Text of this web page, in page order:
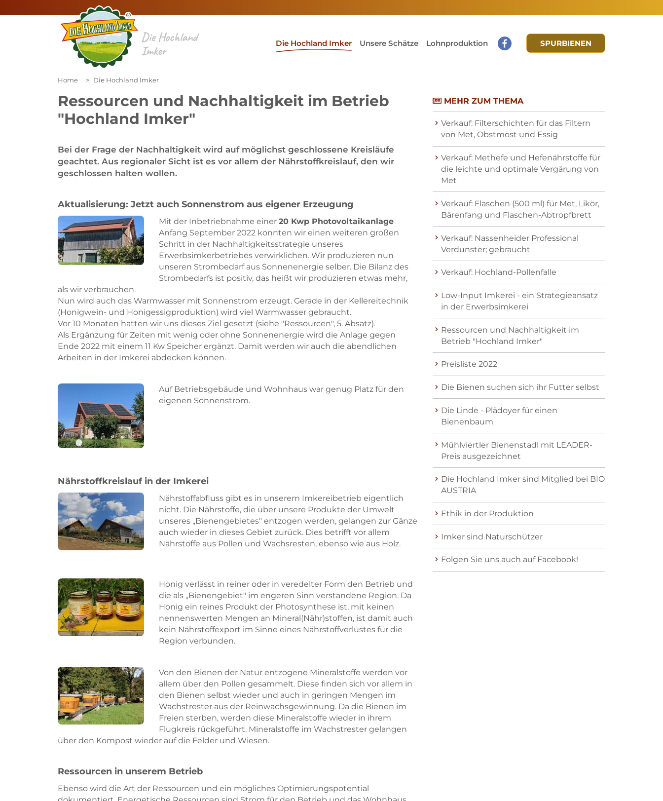
Skip to main content
Skip to main content
Die Hochland
Imker
Die Hochland Imker(current)1
Unsere Schätze Lohnproduktion SPURBIENEN
Home Die Hochland Imker
Ressourcen und Nachhaltigkeit im Betrieb
"Hochland Imker"
Bei der Frage der Nachhaltigkeit wird auf möglichst geschlossene Kreisläufe
geachtet. Aus regionaler Sicht ist es vor allem der Nährstoffkreislauf, den wir
geschlossen halten wollen.
Aktualisierung: Jetzt auch Sonnenstrom aus eigener Erzeugung
Mit der Inbetriebnahme einer 20 Kwp Photovoltaikanlage
Anfang September 2022 konnten wir einen weiteren großen
Schritt in der Nachhaltigkeitsstrategie unseres
Erwerbsimkerbetriebes verwirklichen. Wir produzieren nun
unseren Strombedarf aus Sonnenenergie selber. Die Bilanz des
Strombedarfs ist positiv, das heißt wir produzieren etwas mehr,
als wir verbrauchen.
Nun wird auch das Warmwasser mit Sonnenstrom erzeugt. Gerade in der Kellereitechnik
(Honigwein- und Honigessigproduktion) wird viel Warmwasser gebraucht.
Vor 10 Monaten hatten wir uns dieses Ziel gesetzt (siehe "Ressourcen", 5. Absatz).
Als Ergänzung für Zeiten mit wenig oder ohne Sonnenenergie wird die Anlage gegen
Ende 2022 mit einem 11 Kw Speicher ergänzt. Damit werden wir auch die abendlichen
Arbeiten in der Imkerei abdecken können.
Auf Betriebsgebäude und Wohnhaus war genug Platz für den
eigenen Sonnenstrom.
Nährstoffkreislauf in der Imkerei
Nährstoffabfluss gibt es in unserem Imkereibetrieb eigentlich
nicht. Die Nährstoffe, die über unsere Produkte der Umwelt
unseres „Bienengebietes" entzogen werden, gelangen zur Gänze
auch wieder in dieses Gebiet zurück. Dies betrifft vor allem
Nährstoffe aus Pollen und Wachsresten, ebenso wie aus Holz.
Honig verlässt in reiner oder in veredelter Form den Betrieb und
die als „Bienengebiet" im engeren Sinn verstandene Region. Da
Honig ein reines Produkt der Photosynthese ist, mit keinen
nennenswerten Mengen an Mineral(Nähr)stoffen, ist damit auch
kein Nährstoffexport im Sinne eines Nährstoffverlustes für die
Region verbunden.
Von den Bienen der Natur entzogene Mineralstoffe werden vor
allem über den Pollen gesammelt. Diese finden sich vor allem in
den Bienen selbst wieder und auch in geringen Mengen im
Wachstrester aus der Reinwachsgewinnung. Da die Bienen im
Freien sterben, werden diese Mineralstoffe wieder in ihrem
Flugkreis rückgeführt. Mineralstoffe im Wachstrester gelangen
über den Kompost wieder auf die Felder und Wiesen.
Ressourcen in unserem Betrieb
Ebenso wird die Art der Ressourcen und ein mögliches Optimierungspotential
MEHR ZUM THEMA
Verkauf: Filterschichten für das Filtern
von Met, Obstmost und Essig
Verkauf: Methefe und Hefenährstoffe für
die leichte und optimale Vergärung von
Met
Verkauf: Flaschen (500 ml) für Met, Likör,
Bärenfang und Flaschen-Abtropfbrett
Verkauf: Nassenheider Professional
Verdunster; gebraucht
Verkauf: Hochland-Pollenfalle
Low-Input Imkerei - ein Strategieansatz
in der Erwerbsimkerei
Ressourcen und Nachhaltigkeit im
Betrieb "Hochland Imker"
Preisliste 2022
Die Bienen suchen sich ihr Futter selbst
Die Linde - Plädoyer für einen
Bienenbaum
Mühlviertler Bienenstadl mit LEADER-
Preis ausgezeichnet
Die Hochland Imker sind Mitglied bei BIO
AUSTRIA
Ethik in der Produktion
Imker sind Naturschützer
Folgen Sie uns auch auf Facebook!